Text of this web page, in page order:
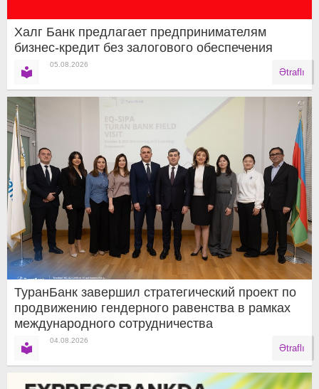
Халг Банк предлагает предпринимателям
бизнес-кредит без залогового обеспечения
05.08.2026
Ətraflı
ТуранБанк завершил стратегический проект по
продвижению гендерного равенства в рамках
международного сотрудничества
04.08.2026
Ətraflı